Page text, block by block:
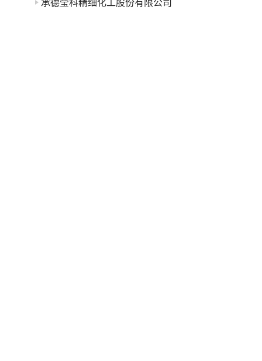
承德莹科精细化工股份有限公司